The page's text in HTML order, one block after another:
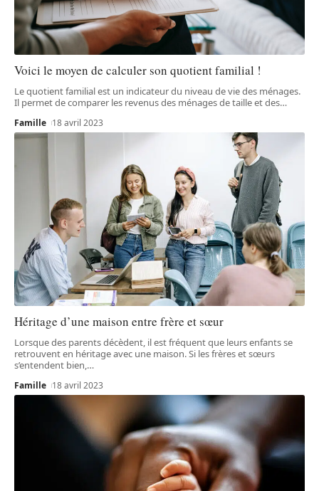
Voici le moyen de calculer son quotient familial !
Le quotient familial est un indicateur du niveau de vie des ménages.
Il permet de comparer les revenus des ménages de taille et des…
Famille 18 avril 2023
Héritage d’une maison entre frère et sœur
Lorsque des parents décèdent, il est fréquent que leurs enfants se
retrouvent en héritage avec une maison. Si les frères et sœurs
s’entendent bien,…
Famille 18 avril 2023